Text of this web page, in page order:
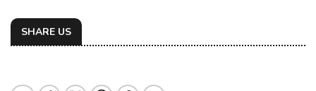
SHARE US